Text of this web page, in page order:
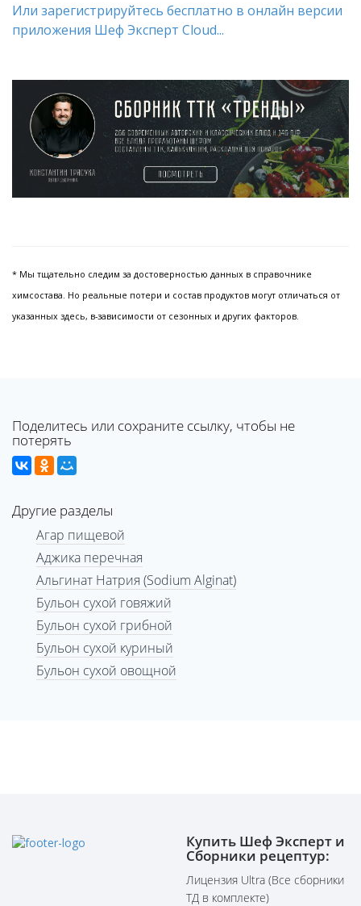
Или зарегистрируйтесь бесплатно в онлайн версии
приложения Шеф Эксперт Cloud...
* Мы тщательно следим за достоверностью данных в справочнике
химсостава. Но реальные потери и состав продуктов могут отличаться от
указанных здесь, в-зависимости от сезонных и других факторов.
Поделитесь или сохраните ссылку, чтобы не
потерять
Другие разделы
Агар пищевой
Аджика перечная
Альгинат Натрия (Sodium Alginat)
Бульон сухой говяжий
Бульон сухой грибной
Бульон сухой куриный
Бульон сухой овощной
Купить Шеф Эксперт и
Сборники рецептур:
Лицензия Ultra (Все сборники
ТД в комплекте)